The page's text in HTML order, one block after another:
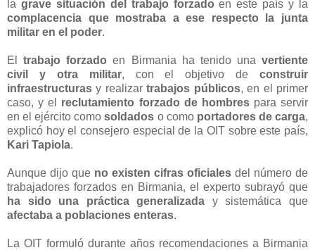
la grave situación del trabajo forzado en este país y la
complacencia que mostraba a ese respecto la junta
militar en el poder.
Eltrabajo forzado en Birmania ha tenido una vertiente
civil y otra militar, con el objetivo de construir
infraestructuras y realizartrabajos públicos, en el primer
caso, y el reclutamiento forzado de hombrespara servir
en el ejército comosoldados o como portadores de carga,
explicó hoy el consejero especial de la OIT sobre este país,
Kari Tapiola.
Aunque dijo que no existen cifras oficiales del número de
trabajadores forzados en Birmania, el experto subrayó que
ha sido una práctica generalizada y sistemática que
afectaba a poblaciones enteras.
La OIT formuló durante años recomendaciones a Birmania